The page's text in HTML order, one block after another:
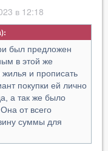
в 12:18
был предложен
в этой же
жилья и прописать
покупки ей лично
а так же было
от всего
суммы для